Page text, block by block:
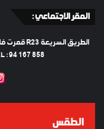
المقر الاجتماعي :
: 94 167 858
الطقس